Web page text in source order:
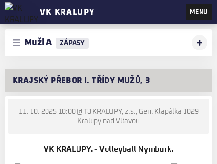
VK KRALUPY MENU
Muži A ZÁPASY
KRAJSKÝ PŘEBOR I. TŘÍDY MUŽŮ, 3
11. 10. 2025 10:00@ TJ KRALUPY, z.s., Gen. Klapálka 1029
Kralupy nad Vltavou
VK KRALUPY. - Volleyball Nymburk.